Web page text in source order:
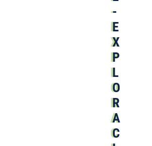
-
E
X
P
L
O
R
A
C